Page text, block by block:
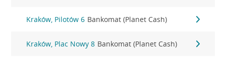
Kraków, Pilotów 6 Bankomat (Planet Cash)
Kraków, Plac Nowy 8 Bankomat (Planet Cash)